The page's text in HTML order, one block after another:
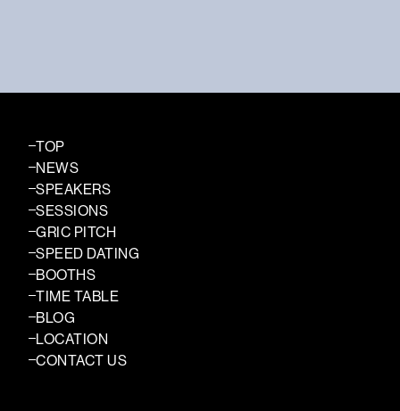
TOP
NEWS
SPEAKERS
SESSIONS
GRIC PITCH
SPEED DATING
BOOTHS
TIME TABLE
BLOG
LOCATION
CONTACT US